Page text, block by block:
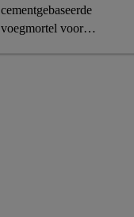
cementgebaseerde
voegmortel voor